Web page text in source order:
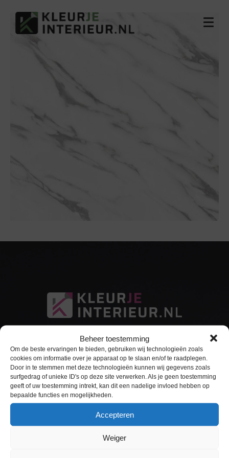
Beheer toestemming
Om de beste ervaringen te bieden, gebruiken wij technologieën zoals
cookies om informatie over je apparaat op te slaan en/of te raadplegen.
Door in te stemmen met deze technologieën kunnen wij gegevens zoals
surfgedrag of unieke ID's op deze site verwerken. Als je geen toestemming
geeft of uw toestemming intrekt, kan dit een nadelige invloed hebben op
bepaalde functies en mogelijkheden.
Accepteren
Weiger
Sitemap
Home
Interieurfolie